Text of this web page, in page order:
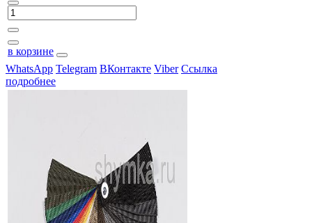
в корзине
WhatsApp Telegram ВКонтакте Viber Ссылка
подробнее